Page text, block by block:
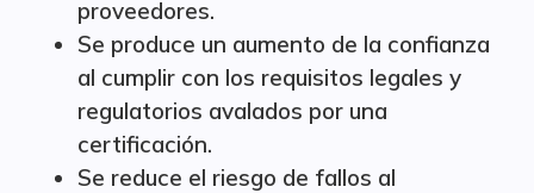
proveedores.
Se produce un aumento de la confianza
al cumplir con los requisitos legales y
regulatorios avalados por una
certificación.
Se reduce el riesgo de fallos al